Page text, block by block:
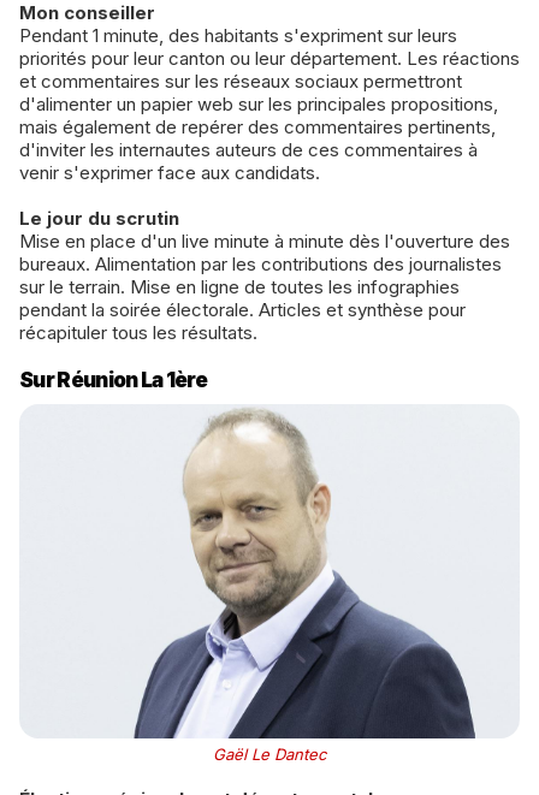
Mon conseiller
Pendant 1 minute, des habitants s'expriment sur leurs
priorités pour leur canton ou leur département. Les réactions
et commentaires sur les réseaux sociaux permettront
d'alimenter un papier web sur les principales propositions,
mais également de repérer des commentaires pertinents,
d'inviter les internautes auteurs de ces commentaires à
venir s'exprimer face aux candidats.
Le jour du scrutin
Mise en place d'un live minute à minute dès l'ouverture des
bureaux. Alimentation par les contributions des journalistes
sur le terrain. Mise en ligne de toutes les infographies
pendant la soirée électorale. Articles et synthèse pour
récapituler tous les résultats.
Sur Réunion La 1ère
Gaël Le Dantec